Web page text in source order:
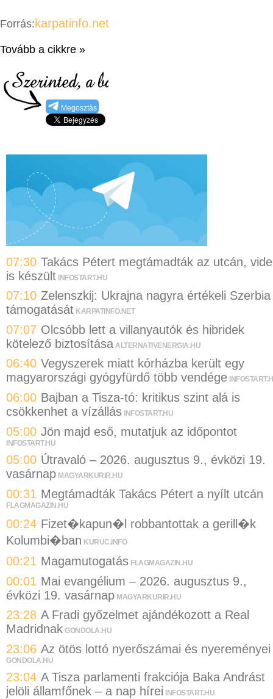
Forrás: karpatinfo.net
Tovább a cikkre »
Megosztás
07:30 Takács Pétert megtámadták az utcán,
is készült INFOSTART.HU
07:10 Zelenszkij: Ukrajna nagyra értékeli Szerbia
támogatását KARPATINFO.NET
07:07 Olcsóbb lett a villanyautók és hibridek
kötelező biztosítása ALTERNATIVENERGIA.HU
06:40 Vegyszerek miatt kórházba került egy
magyarországi gyógyfürdő több vendége
06:00 Bajban a Tisza-tó: kritikus szint alá is
csökkenhet a vízállás INFOSTART.HU
05:00 Jön majd eső, mutatjuk az időpontot
INFOSTART.HU
05:00 Útravaló – 2026. augusztus 9., évközi 19.
vasárnap MAGYARKURIR.HU
00:31 Megtámadták Takács Pétert a nyílt utcán
FLAGMAGAZIN.HU
00:24 Fizet�kapun�l robbantottak a gerill�k
Kolumbi�ban KURUC.INFO
00:21 Magamutogatás FLAGMAGAZIN.HU
00:01 Mai evangélium – 2026. augusztus 9.,
évközi 19. vasárnap MAGYARKURIR.HU
23:28 A Fradi győzelmet ajándékozott a Real
Madridnak GONDOLA.HU
23:06 Az ötös lottó nyerőszámai és nyereményei
GONDOLA.HU
23:04 A Tisza parlamenti frakciója Baka Andrást
jelöli államfőnek – a nap hírei
INFOSTART.HU